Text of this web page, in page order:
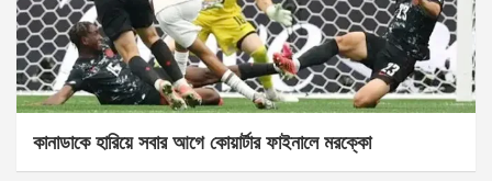
কানাডাকে হারিয়ে সবার আগে কোয়ার্টার ফাইনালে মরক্কো